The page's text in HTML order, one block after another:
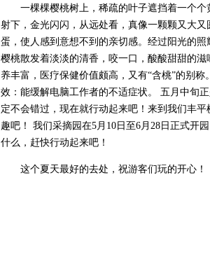
一棵棵樱桃树上，稀疏的叶子遮挡着一个
射下，金光闪闪，从远处看，真像一颗颗又大
蛋，使人感到意想不到的亲切感。经过阳光的
樱桃散发着淡淡的清香，咬一口，酸酸甜甜的
养丰富，医疗保健价值颇高，又有“含桃”的别
效：能缓解电脑工作者的不适症状。 五月中旬
定不会错过，现在就行动起来吧！来到我们丰
趣吧！ 我们采摘园在5月10日至6月28日正式开
什么，赶快行动起来吧！
这个夏天最好的去处，祝游客们玩的开心！